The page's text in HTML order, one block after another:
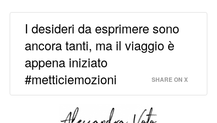
I desideri da esprimere sono
ancora tanti, ma il viaggio è
appena iniziato
#metticiemozioni
SHARE ON X